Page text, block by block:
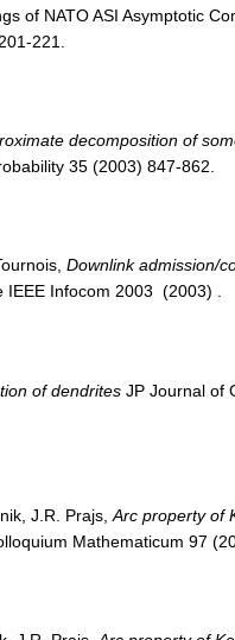
of NATO ASI Asymptotic
221.
decomposition of
35 (2003) 847-862.
Downlink admission/
IEEE Infocom 2003 (2003) .
of dendrites JP Journal of
J.R. Prajs, Arc property of
Mathematicum 97